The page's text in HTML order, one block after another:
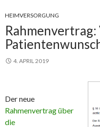
HEIMVERSORGUNG
4. APRIL 2019
Der neue
Rahmenvertrag über
die